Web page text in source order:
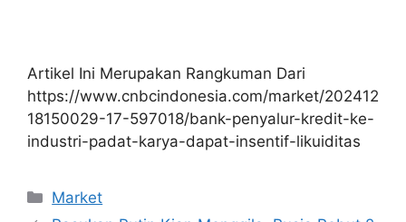
Artikel Ini Merupakan Rangkuman Dari
https://www.cnbcindonesia.com/market/202412
18150029-17-597018/bank-penyalur-kredit-ke-
industri-padat-karya-dapat-insentif-likuiditas
Kategori
Market